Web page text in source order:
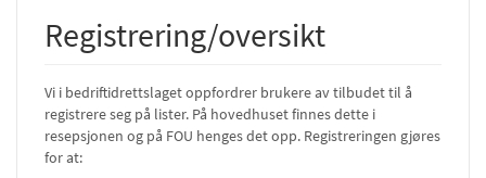
Registrering/oversikt
Vi i bedriftidrettslaget oppfordrer brukere av tilbudet til å
registrere seg på lister. På hovedhuset finnes dette i
resepsjonen og på FOU henges det opp. Registreringen gjøres
for at: